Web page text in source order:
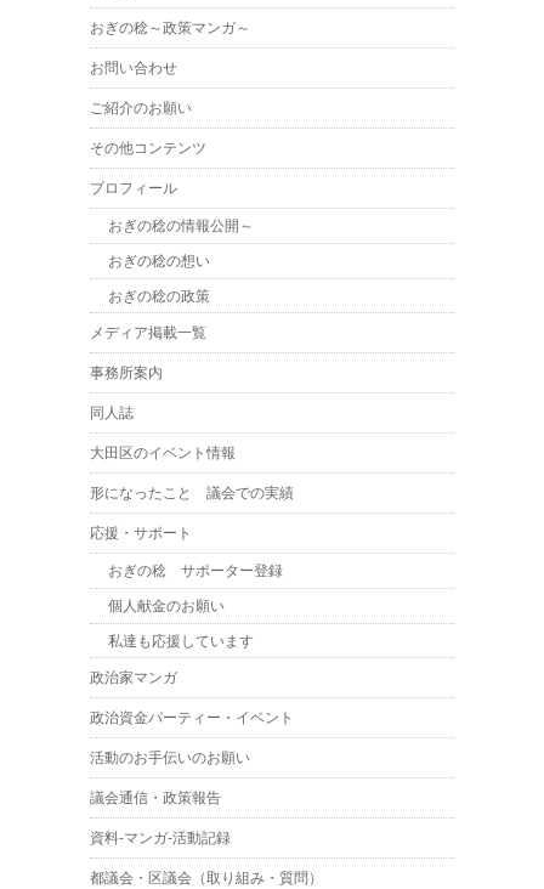
おぎの稔～政策マンガ～
お問い合わせ
ご紹介のお願い
その他コンテンツ
プロフィール
おぎの稔の情報公開～
おぎの稔の想い
おぎの稔の政策
メディア掲載一覧
事務所案内
同人誌
大田区のイベント情報
形になったこと 議会での実績
応援・サポート
おぎの稔 サポーター登録
個人献金のお願い
私達も応援しています
政治家マンガ
政治資金パーティー・イベント
活動のお手伝いのお願い
議会通信・政策報告
資料-マンガ-活動記録
都議会・区議会（取り組み・質問）